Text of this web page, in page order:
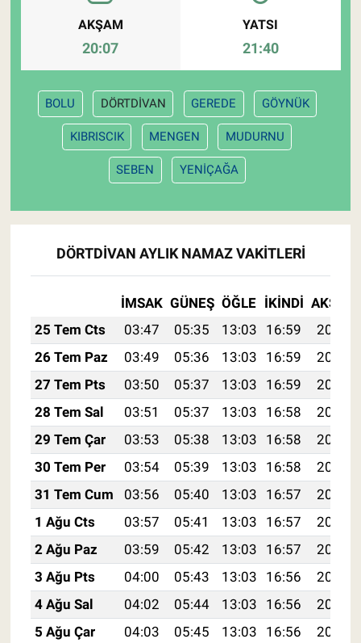
AKŞAM
20:07
YATSI
21:40
BOLU DÖRTDİVAN GEREDE GÖYNÜK
KIBRISCIK MENGEN MUDURNU
SEBEN YENİÇAĞA
DÖRTDİVAN AYLIK NAMAZ VAKITLERI
İMSAK GÜNEŞ ÖĞLE İKINDI AKŞAM
25 Tem Cts
03:47 05:35 13:03 16:59
20:22
26 Tem Paz
03:49 05:36 13:03 16:59
20:21
27 Tem Pts
03:50 05:37 13:03 16:59
20:20
28 Tem Sal
03:51 05:37 13:03 16:58
20:19
29 Tem Çar
03:53 05:38 13:03 16:58
20:18
30 Tem Per
03:54 05:39 13:03 16:58
20:17
31 Tem Cum
03:56 05:40 13:03 16:57
20:16
1 Ağu Cts
03:57 05:41 13:03 16:57
20:15
2 Ağu Paz
03:59 05:42 13:03 16:57
20:14
3 Ağu Pts
04:00 05:43 13:03 16:56
20:13
4 Ağu Sal
04:02 05:44 13:03 16:56
20:12
5 Ağu Çar
04:03 05:45 13:03 16:56
20:11
Tohum